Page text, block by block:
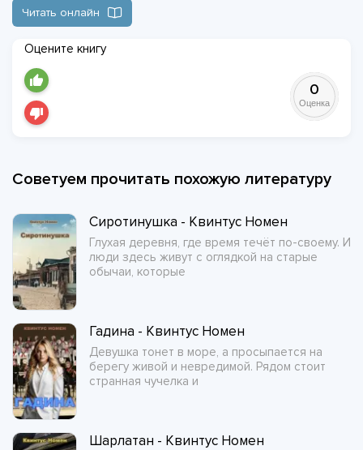
Читать онлайн
Оцените книгу
0
Оценка
Советуем прочитать похожую литературу
Сиротинушка - Квинтус Номен
Глухая деревня, где время течёт по-своему. И
люди здесь живут с оглядкой на старые
обычаи, которые
Гадина - Квинтус Номен
Девушка тонет в море, а просыпается на
берегу живой и невредимой. Рядом стоит
странная чучелка и
Шарлатан - Квинтус Номен